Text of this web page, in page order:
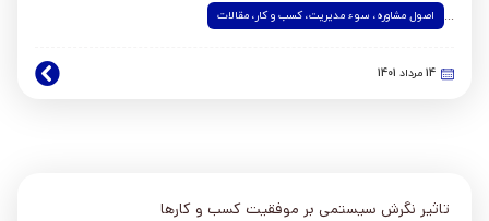
اصول مشاوره، سوء مدیریت،کسب و کار ، مقالات ...
14 مرداد 1401
تاثیر نگرش سیستمی بر موفقیت کسب و کارها